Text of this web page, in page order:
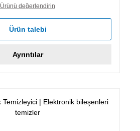
Ürünü değerlendirin
Ürün talebi
Ayrıntılar